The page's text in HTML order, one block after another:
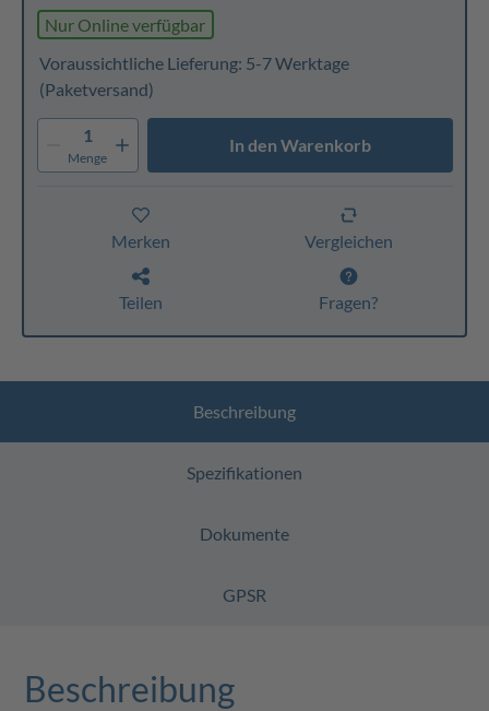
Nur Online verfügbar
Voraussichtliche Lieferung: 5-7 Werktage
(Paketversand)
1
Menge
In den Warenkorb
Merken Vergleichen
Teilen Fragen?
Beschreibung
Spezifikationen
Dokumente
GPSR
Beschreibung